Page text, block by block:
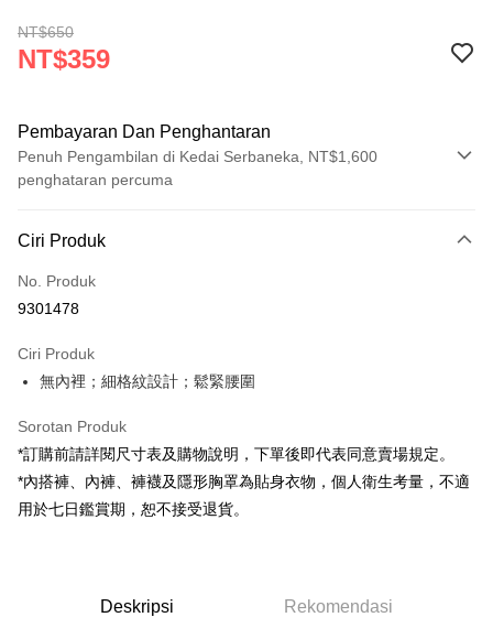
NT$650
NT$359
Pembayaran Dan Penghantaran
Penuh Pengambilan di Kedai Serbaneka, NT$1,600
penghataran percuma
Kad Kredit (Bayaran Penuh)
Pengambilan di Kedai Serbaneka
Apple Pay
Google Pay
OP Pay Later
Deskripsi
pengguna Taiwan Mobile tanpa memerlukan permohonan tambahan.
Pertama, Mengenai Perkhidmatan AFTEE Beli Sekarang Bayar Kemudian
Ciri Produk
No. Produk
9301478
Ciri Produk
無內裡；細格紋設計；鬆緊腰圍
Sorotan Produk
*訂購前請詳閱尺寸表及購物說明，下單後即代表同意賣場規定。
*內搭褲、內褲、褲襪及隱形胸罩為貼身衣物，個人衛生考量，不適
用於七日鑑賞期，恕不接受退貨。
Deskripsi Rekomendasi